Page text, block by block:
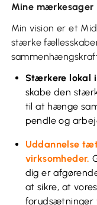
Mine mærkesager
Min vision er et
stærke
Stærkere lokal
skabe den
til at hænge
pendle og
Uddannelse
virksomheder.
dig er
at sikre, at
forudsætninger